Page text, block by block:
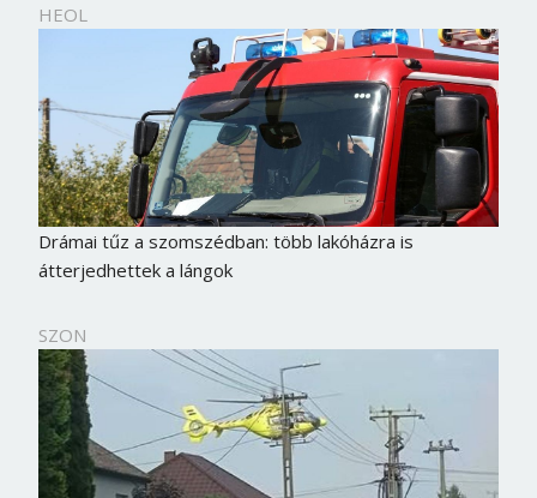
HEOL
Drámai tűz a szomszédban: több lakóházra is
átterjedhettek a lángok
SZON